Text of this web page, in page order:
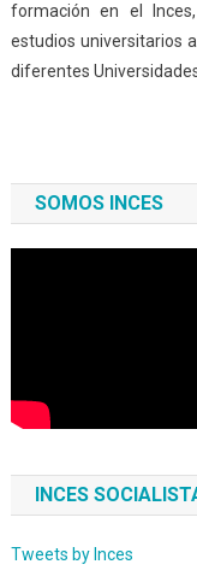
formación en el
estudios universitarios
diferentes
SOMOS INCES
INCES
Tweets by Inces